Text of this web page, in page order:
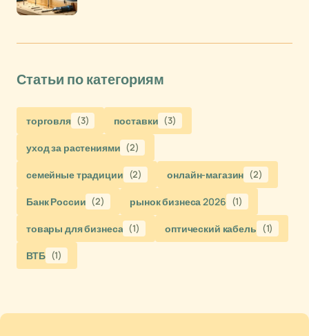
Статьи по категориям
торговля (3) поставки (3)
уход за растениями (2)
семейные традиции (2) онлайн-магазин (2)
Банк России (2) рынок бизнеса 2026 (1)
товары для бизнеса (1) оптический кабель (1)
ВТБ (1)